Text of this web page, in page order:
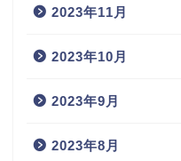
2023年11月
2023年10月
2023年9月
2023年8月